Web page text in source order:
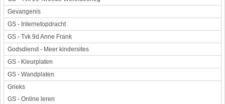
Gevangenis
GS - Internetopdracht
GS - Tvk 9d Anne Frank
Godsdienst - Meer kindersites
GS - Kleurplaten
GS - Wandplaten
Grieks
GS - Online leren